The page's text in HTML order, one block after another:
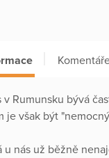
v Rumunsku bývá
je však být
nás už běžně